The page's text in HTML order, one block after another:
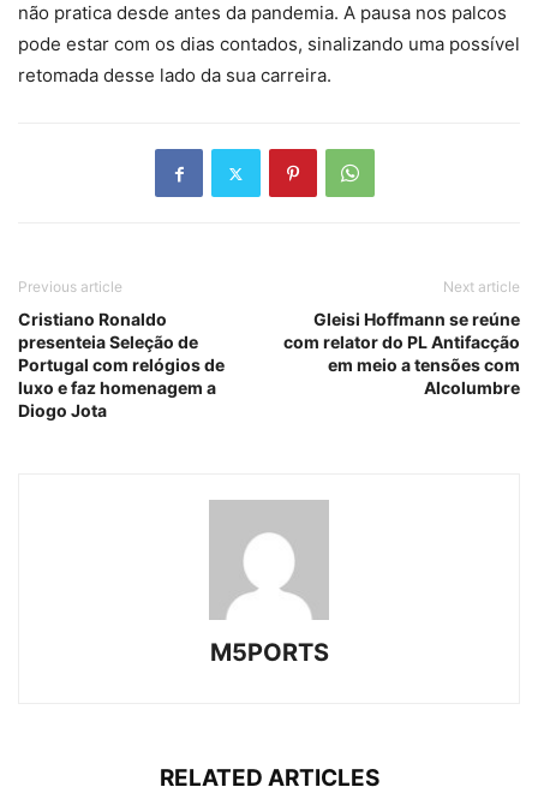
não pratica desde antes da pandemia. A pausa nos palcos
pode estar com os dias contados, sinalizando uma possível
retomada desse lado da sua carreira.
Previous article
Cristiano Ronaldo
presenteia Seleção de
Portugal com relógios de
luxo e faz homenagem a
Diogo Jota
Next article
Gleisi Hoffmann se reúne
com relator do PL Antifacção
em meio a tensões com
Alcolumbre
M5PORTS
RELATED ARTICLES